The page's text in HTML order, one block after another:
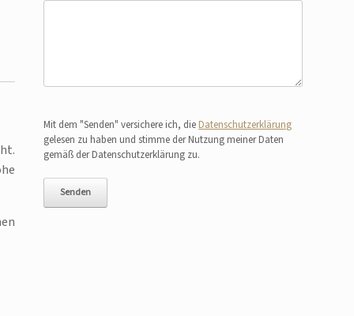
Mit dem "Senden" versichere ich, die Datenschutzerklärung
gelesen zu haben und stimme der Nutzung meiner Daten
gemäß der Datenschutzerklärung zu.